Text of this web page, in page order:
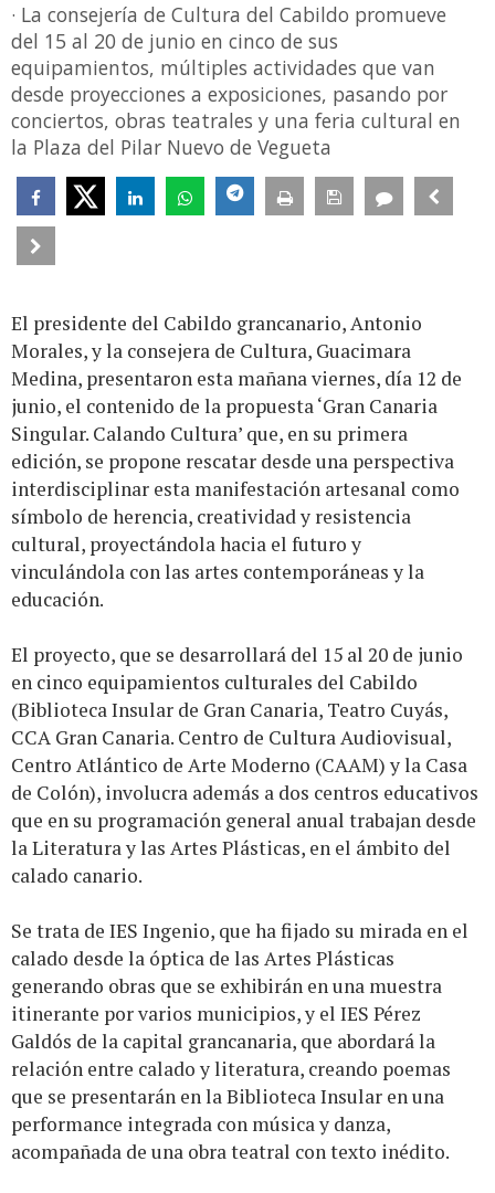
· La consejería de Cultura del Cabildo promueve
del 15 al 20 de junio en cinco de sus
equipamientos, múltiples actividades que van
desde proyecciones a exposiciones, pasando por
conciertos, obras teatrales y una feria cultural en
la Plaza del Pilar Nuevo de Vegueta
El presidente del Cabildo grancanario, Antonio
Morales, y la consejera de Cultura, Guacimara
Medina, presentaron esta mañana viernes, día 12 de
junio, el contenido de la propuesta ‘Gran Canaria
Singular. Calando Cultura’ que, en su primera
edición, se propone rescatar desde una perspectiva
interdisciplinar esta manifestación artesanal como
símbolo de herencia, creatividad y resistencia
cultural, proyectándola hacia el futuro y
vinculándola con las artes contemporáneas y la
educación.
El proyecto, que se desarrollará del 15 al 20 de junio
en cinco equipamientos culturales del Cabildo
(Biblioteca Insular de Gran Canaria, Teatro Cuyás,
CCA Gran Canaria. Centro de Cultura Audiovisual,
Centro Atlántico de Arte Moderno (CAAM) y la Casa
de Colón), involucra además a dos centros educativos
que en su programación general anual trabajan desde
la Literatura y las Artes Plásticas, en el ámbito del
calado canario.
Se trata de IES Ingenio, que ha fijado su mirada en el
calado desde la óptica de las Artes Plásticas
generando obras que se exhibirán en una muestra
itinerante por varios municipios, y el IES Pérez
Galdós de la capital grancanaria, que abordará la
relación entre calado y literatura, creando poemas
que se presentarán en la Biblioteca Insular en una
performance integrada con música y danza,
acompañada de una obra teatral con texto inédito.